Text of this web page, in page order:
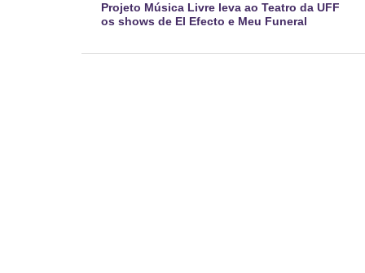
Projeto Música Livre leva ao Teatro da UFF
os shows de El Efecto e Meu Funeral